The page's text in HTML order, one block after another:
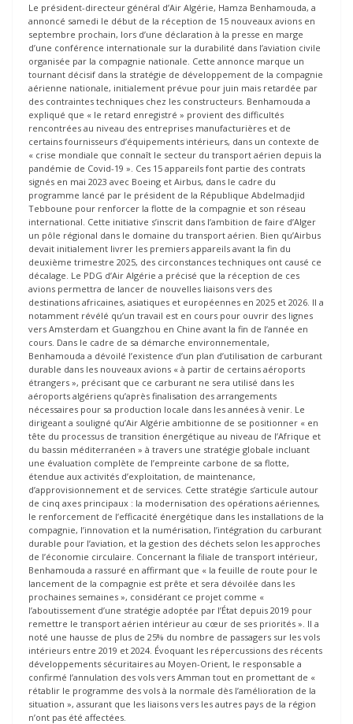
Le président-directeur général d’Air Algérie, Hamza Benhamouda, a
annoncé samedi le début de la réception de 15 nouveaux avions en
septembre prochain, lors d’une déclaration à la presse en marge
d’une conférence internationale sur la durabilité dans l’aviation civile
organisée par la compagnie nationale. Cette annonce marque un
tournant décisif dans la stratégie de développement de la compagnie
aérienne nationale, initialement prévue pour juin mais retardée par
des contraintes techniques chez les constructeurs. Benhamouda a
expliqué que « le retard enregistré » provient des difficultés
rencontrées au niveau des entreprises manufacturières et de
certains fournisseurs d’équipements intérieurs, dans un contexte de
« crise mondiale que connaît le secteur du transport aérien depuis la
pandémie de Covid-19 ». Ces 15 appareils font partie des contrats
signés en mai 2023 avec Boeing et Airbus, dans le cadre du
programme lancé par le président de la République Abdelmadjid
Tebboune pour renforcer la flotte de la compagnie et son réseau
international. Cette initiative s’inscrit dans l’ambition de faire d’Alger
un pôle régional dans le domaine du transport aérien. Bien qu’Airbus
devait initialement livrer les premiers appareils avant la fin du
deuxième trimestre 2025, des circonstances techniques ont causé ce
décalage. Le PDG d’Air Algérie a précisé que la réception de ces
avions permettra de lancer de nouvelles liaisons vers des
destinations africaines, asiatiques et européennes en 2025 et 2026. Il a
notamment révélé qu’un travail est en cours pour ouvrir des lignes
vers Amsterdam et Guangzhou en Chine avant la fin de l’année en
cours. Dans le cadre de sa démarche environnementale,
Benhamouda a dévoilé l’existence d’un plan d’utilisation de carburant
durable dans les nouveaux avions « à partir de certains aéroports
étrangers », précisant que ce carburant ne sera utilisé dans les
aéroports algériens qu’après finalisation des arrangements
nécessaires pour sa production locale dans les années à venir. Le
dirigeant a souligné qu’Air Algérie ambitionne de se positionner « en
tête du processus de transition énergétique au niveau de l’Afrique et
du bassin méditerranéen » à travers une stratégie globale incluant
une évaluation complète de l’empreinte carbone de sa flotte,
étendue aux activités d’exploitation, de maintenance,
d’approvisionnement et de services. Cette stratégie s’articule autour
de cinq axes principaux : la modernisation des opérations aériennes,
le renforcement de l’efficacité énergétique dans les installations de la
compagnie, l’innovation et la numérisation, l’intégration du carburant
durable pour l’aviation, et la gestion des déchets selon les approches
de l’économie circulaire. Concernant la filiale de transport intérieur,
Benhamouda a rassuré en affirmant que « la feuille de route pour le
lancement de la compagnie est prête et sera dévoilée dans les
prochaines semaines », considérant ce projet comme «
l’aboutissement d’une stratégie adoptée par l’État depuis 2019 pour
remettre le transport aérien intérieur au cœur de ses priorités ». Il a
noté une hausse de plus de 25% du nombre de passagers sur les vols
intérieurs entre 2019 et 2024. Évoquant les répercussions des récents
développements sécuritaires au Moyen-Orient, le responsable a
confirmé l’annulation des vols vers Amman tout en promettant de «
rétablir le programme des vols à la normale dès l’amélioration de la
situation », assurant que les liaisons vers les autres pays de la région
n’ont pas été affectées.